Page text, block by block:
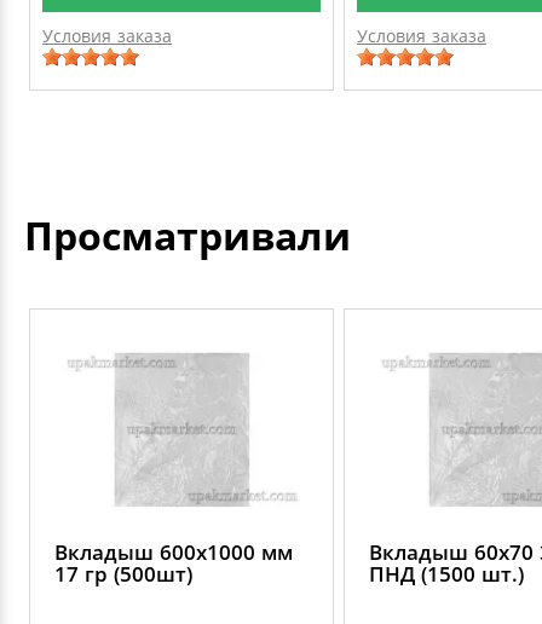
Условия заказа Условия заказа
Просматривали
Вкладыш 600х1000 мм
17 гр (500шт)
Вкладыш 60х70
ПНД (1500 шт.)